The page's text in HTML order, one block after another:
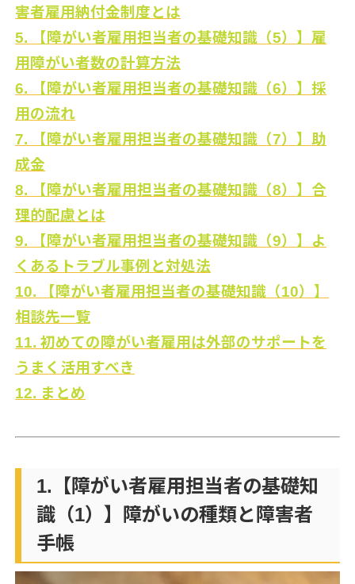
害者雇用納付金制度とは
5. 【障がい者雇用担当者の基礎知識（5）】雇
用障がい者数の計算方法
6. 【障がい者雇用担当者の基礎知識（6）】採
用の流れ
7. 【障がい者雇用担当者の基礎知識（7）】助
成金
8. 【障がい者雇用担当者の基礎知識（8）】合
理的配慮とは
9. 【障がい者雇用担当者の基礎知識（9）】よ
くあるトラブル事例と対処法
10. 【障がい者雇用担当者の基礎知識（10）】
相談先一覧
11. 初めての障がい者雇用は外部のサポートを
うまく活用すべき
12. まとめ
1.【障がい者雇用担当者の基礎知
識（1）】障がいの種類と障害者
手帳